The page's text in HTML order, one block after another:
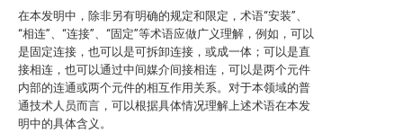
在本发明中，除非另有明确的规定和限定，术语“安装”、
“相连”、“连接”、“固定”等术语应做广义理解，例如，可以
是固定连接，也可以是可拆卸连接，或成一体；可以是直
接相连，也可以通过中间媒介间接相连，可以是两个元件
内部的连通或两个元件的相互作用关系。对于本领域的普
通技术人员而言，可以根据具体情况理解上述术语在本发
明中的具体含义。